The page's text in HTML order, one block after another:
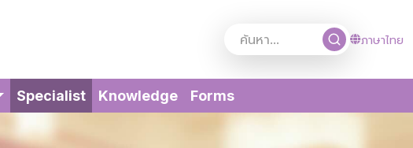
ภาษาไทย
Specialist(current)
Knowledge Forms